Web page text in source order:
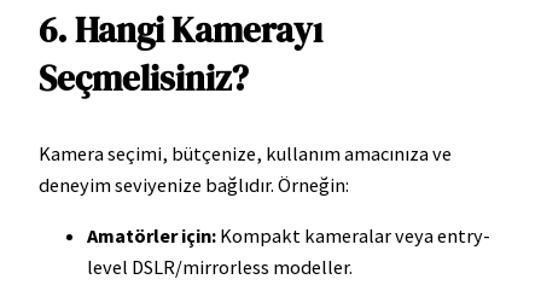
6. Hangi Kamerayı
Seçmelisiniz?
Kamera seçimi, bütçenize, kullanım amacınıza ve
deneyim seviyenize bağlıdır. Örneğin:
Amatörler için: Kompakt kameralar veya entry-
level DSLR/mirrorless modeller.